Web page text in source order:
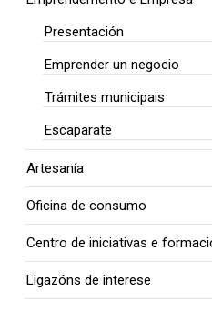
Presentación
Emprender un negocio
Trámites municipais
Escaparate
Artesanía
Oficina de consumo
Centro de iniciativas e
Ligazóns de interese